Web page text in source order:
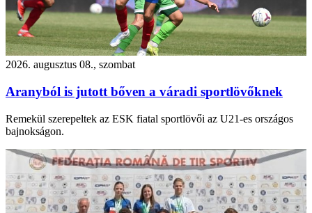
2026. augusztus 08., szombat
Aranyból is jutott bőven a váradi sportlövőknek
Remekül szerepeltek az ESK fiatal sportlövői az U21-es országos
bajnokságon.